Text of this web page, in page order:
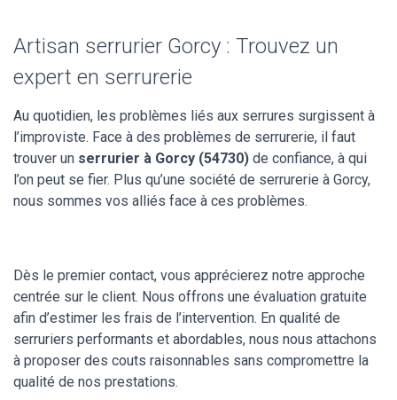
Artisan serrurier Gorcy : Trouvez un
expert en serrurerie
Au quotidien, les problèmes liés aux serrures surgissent à
l’improviste. Face à des problèmes de serrurerie, il faut
trouver un serrurier à Gorcy (54730) de confiance, à qui
l’on peut se fier. Plus qu’une société de serrurerie à Gorcy,
nous sommes vos alliés face à ces problèmes.
Dès le premier contact, vous apprécierez notre approche
centrée sur le client. Nous offrons une évaluation gratuite
afin d’estimer les frais de l’intervention. En qualité de
serruriers performants et abordables, nous nous attachons
à proposer des couts raisonnables sans compromettre la
qualité de nos prestations.